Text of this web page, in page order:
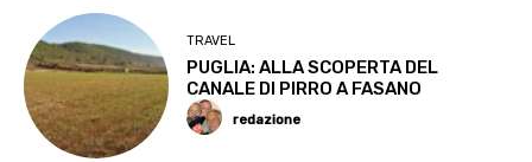
TRAVEL
PUGLIA: ALLA SCOPERTA DEL
CANALE DI PIRRO A FASANO
redazione